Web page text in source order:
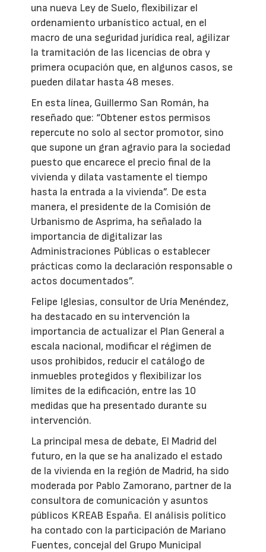
una nueva Ley de Suelo, flexibilizar el
ordenamiento urbanístico actual, en el
macro de una seguridad jurídica real, agilizar
la tramitación de las licencias de obra y
primera ocupación que, en algunos casos, se
pueden dilatar hasta 48 meses.
En esta línea, Guillermo San Román, ha
reseñado que: “Obtener estos permisos
repercute no solo al sector promotor, sino
que supone un gran agravio para la sociedad
puesto que encarece el precio final de la
vivienda y dilata vastamente el tiempo
hasta la entrada a la vivienda”. De esta
manera, el presidente de la Comisión de
Urbanismo de Asprima, ha señalado la
importancia de digitalizar las
Administraciones Públicas o establecer
prácticas como la declaración responsable o
actos documentados”.
Felipe Iglesias, consultor de Uría Menéndez,
ha destacado en su intervención la
importancia de actualizar el Plan General a
escala nacional, modificar el régimen de
usos prohibidos, reducir el catálogo de
inmuebles protegidos y flexibilizar los
límites de la edificación, entre las 10
medidas que ha presentado durante su
intervención.
La principal mesa de debate, El Madrid del
futuro, en la que se ha analizado el estado
de la vivienda en la región de Madrid, ha sido
moderada por Pablo Zamorano, partner de la
consultora de comunicación y asuntos
públicos KREAB España. El análisis político
ha contado con la participación de Mariano
Fuentes, concejal del Grupo Municipal